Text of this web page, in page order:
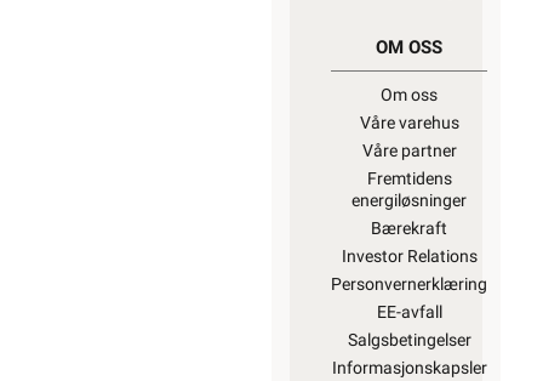
OM OSS
Om oss
Våre varehus
Våre partner
Fremtidens
energiløsninger
Bærekraft
Investor Relations
Personvernerklæring
EE-avfall
Salgsbetingelser
Informasjonskapsler